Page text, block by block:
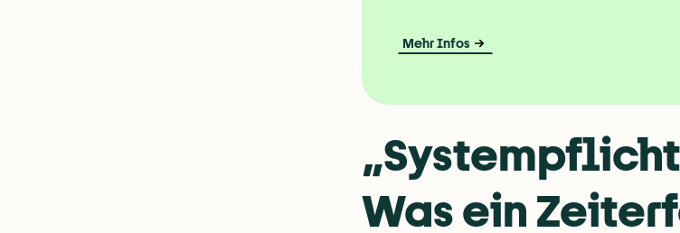
Mehr Infos
Was ein